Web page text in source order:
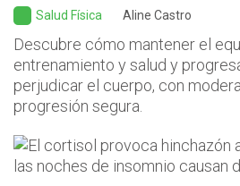
Salud Física Aline Castro
Descubre cómo mantener el
entrenamiento y salud y
perjudicar el cuerpo, con
progresión segura.